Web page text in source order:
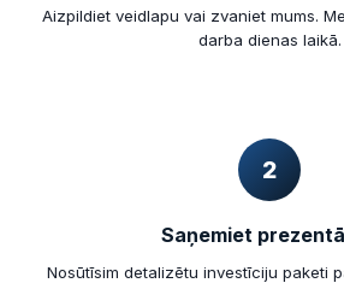
Aizpildiet veidlapu vai zvaniet mums.
darba dienas laikā.
2
Saņemiet
Nosūtīsim detalizētu investīciju paketi